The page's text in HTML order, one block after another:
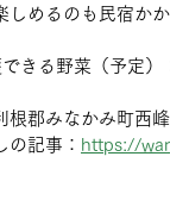
しめるのも民宿か
きる野菜（予定
根郡みなかみ町西
の記事： https://